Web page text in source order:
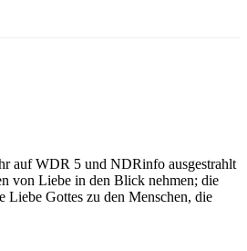
auf WDR 5 und NDRinfo ausgestrahlt
von Liebe in den Blick nehmen; die
Liebe Gottes zu den Menschen, die